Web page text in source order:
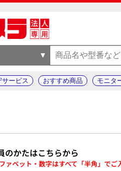
サービス おすすめ商品 モニタ
のかたはこちらから
ァベット・数字はすべて「半角」でご